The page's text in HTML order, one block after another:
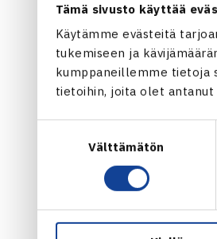
Tämä sivusto käyttää
Käytämme evästeitä
tukemiseen ja
kumppaneillemme tietoja
tietoihin, joita olet
Välttämätön
Ohjaaja-
Kevään
Paikka ja